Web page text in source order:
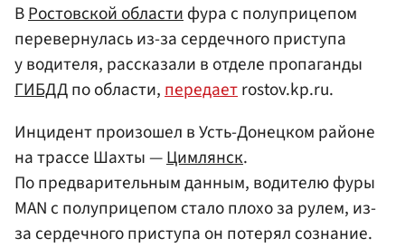
ВРостовской областифура с полуприцепом
перевернулась из-за сердечного приступа
у водителя, рассказали в отделе пропаганды
ГИБДДпо области,передаетrostov.kp.ru.
Инцидент произошел в Усть-Донецком районе
на трассе Шахты —Цимлянск.
По предварительным данным, водителю фуры
MAN с полуприцепом стало плохо за рулем, из-
за сердечного приступа он потерял сознание.